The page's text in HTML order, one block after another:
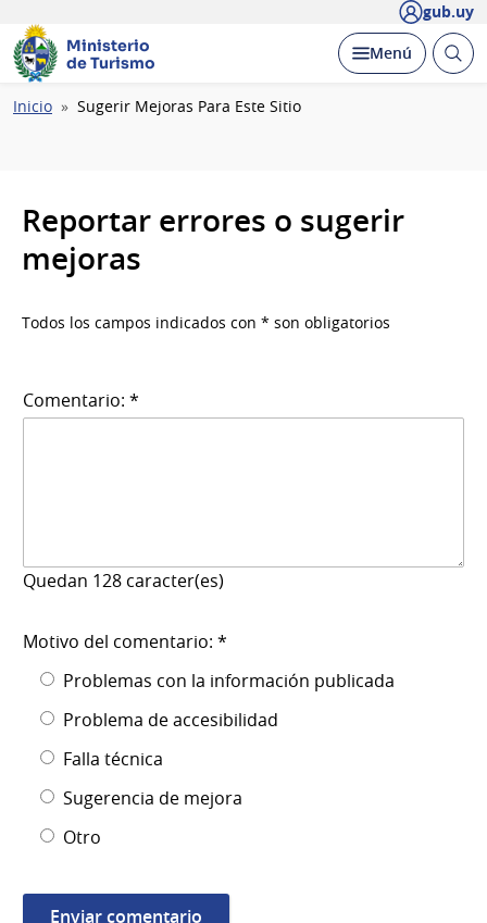
gub.uy
Ministerio
de Turismo
Desplegar
Menú Abrir
Ruta
Inicio Sugerir Mejoras Para Este Sitio
Reportar errores o sugerir
mejoras
Todos los campos indicados con * son obligatorios
Comentario: *
Quedan 128 caracter(es)
Motivo del comentario: *
Problemas con la información publicada
Problema de accesibilidad
Falla técnica
Sugerencia de mejora
Otro